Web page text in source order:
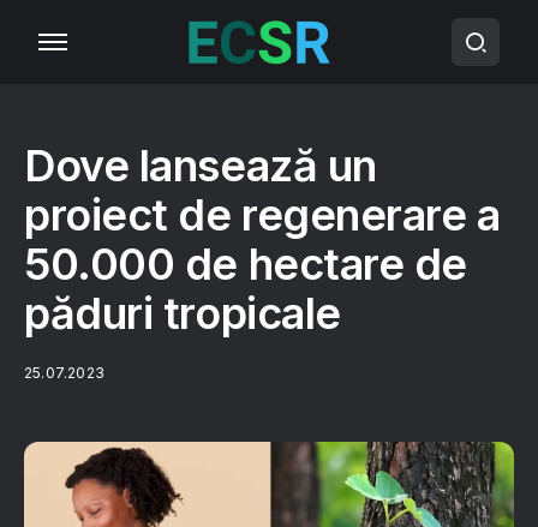
Dove lansează un
proiect de regenerare a
50.000 de hectare de
păduri tropicale
25.07.2023